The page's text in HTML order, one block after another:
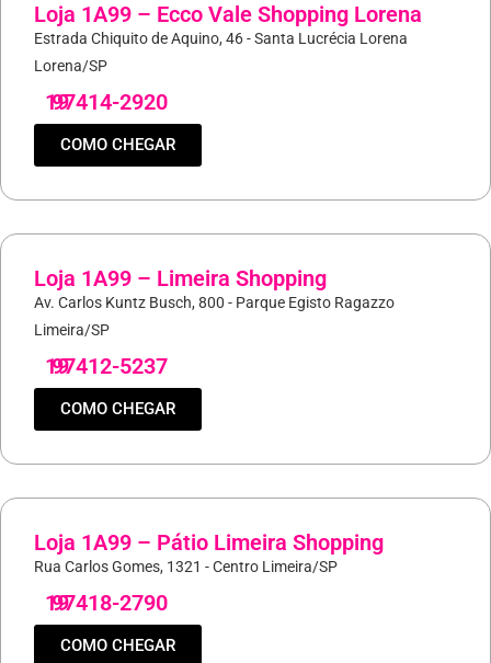
Loja 1A99 – Ecco Vale Shopping Lorena
Estrada Chiquito de Aquino, 46 - Santa Lucrécia Lorena
Lorena/SP
19
97414-2920
COMO CHEGAR
Loja 1A99 – Limeira Shopping
Av. Carlos Kuntz Busch, 800 - Parque Egisto Ragazzo
Limeira/SP
19
97412-5237
COMO CHEGAR
Loja 1A99 – Pátio Limeira Shopping
Rua Carlos Gomes, 1321 - Centro Limeira/SP
19
97418-2790
COMO CHEGAR